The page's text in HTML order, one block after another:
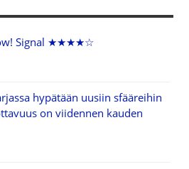
Signal ★★★★☆
hypätään uusiin sfääreihin
on viidennen kauden